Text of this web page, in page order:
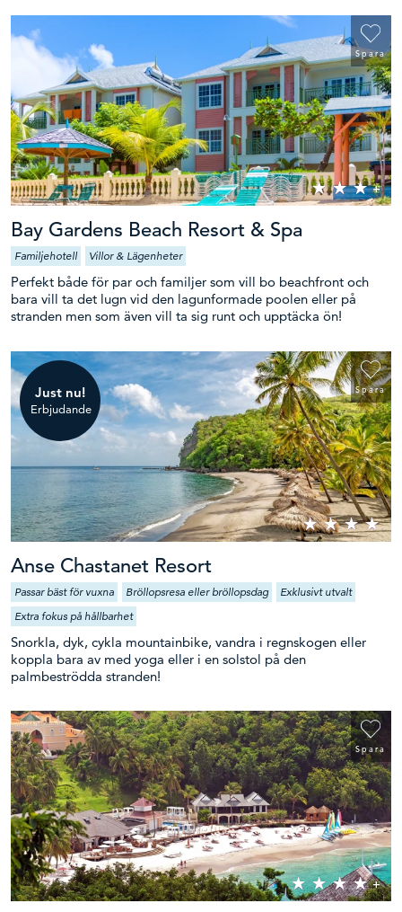
Spara
Bay Gardens Beach Resort & Spa
Familjehotell Villor & Lägenheter
Perfekt både för par och familjer som vill bo beachfront och
bara vill ta det lugn vid den lagunformade poolen eller på
stranden men som även vill ta sig runt och upptäcka ön!
Just nu!
Erbjudande
Spara
Anse Chastanet Resort
Passar bäst för vuxna Bröllopsresa eller bröllopsdag
Exklusivt utvalt
Extra fokus på hållbarhet
Snorkla, dyk, cykla mountainbike, vandra i regnskogen eller
koppla bara av med yoga eller i en solstol på den
palmbeströdda stranden!
Spara